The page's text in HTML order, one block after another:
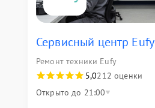
Сервисный центр Eufy
Ремонт техники Eufy
5,0212 оценки
Открыто до 21:00